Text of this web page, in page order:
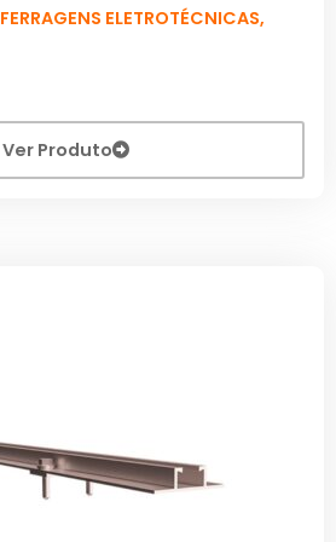
FERRAGENS ELETROTÉCNICAS,
Ver Produto